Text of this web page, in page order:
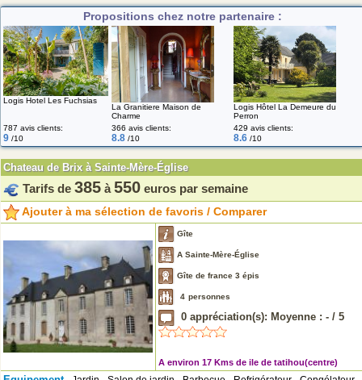
Propositions chez notre partenaire :
Logis Hotel Les Fuchsias
La Granitiere Maison de
Charme
Logis Hôtel La Demeure du
Perron
787 avis clients:
9 /10
366 avis clients:
8.8 /10
429 avis clients:
8.6 /10
Chateau de Brix à Sainte-Mère-Église
Tarifs de 385 à 550 euros par semaine
Ajouter à ma sélection de favoris / Comparer
Gîte
A Sainte-Mère-Église
Gîte de france 3 épis
4 personnes
0 appréciation(s): Moyenne : - / 5
A environ 17 Kms de ile de tatihou(centre)